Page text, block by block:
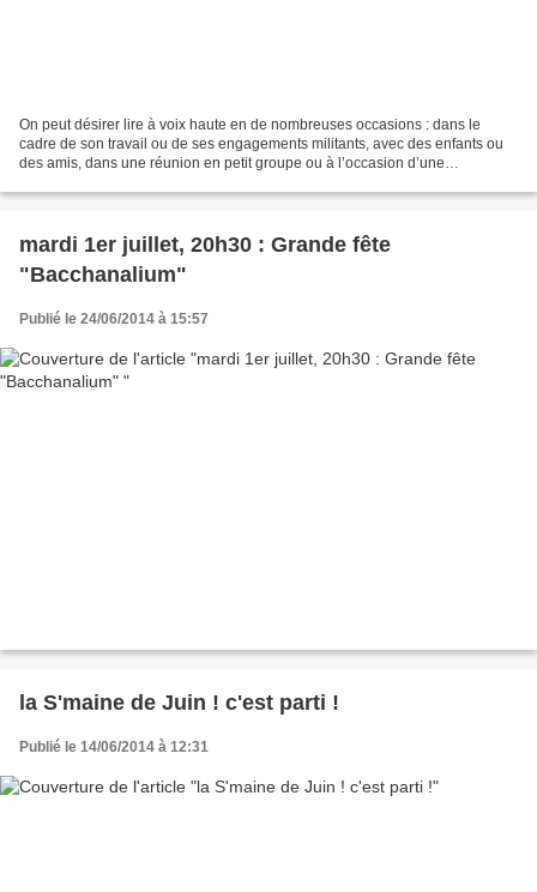
On peut désirer lire à voix haute en de nombreuses occasions : dans le
cadre de son travail ou de ses engagements militants, avec des enfants ou
des amis, dans une réunion en petit groupe ou à l’occasion d’une
mardi 1er juillet, 20h30 : Grande fête
"Bacchanalium"
Publié le 24/06/2014 à 15:57
la S'maine de Juin ! c'est parti !
Publié le 14/06/2014 à 12:31